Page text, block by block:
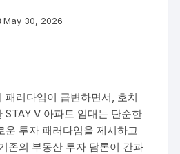
May 30, 2026
패러다임이 급변하면서, 호치
STAY V 아파트 임대는 단순한
운 투자 패러다임을 제시하고
존의 부동산 투자 담론이 간과